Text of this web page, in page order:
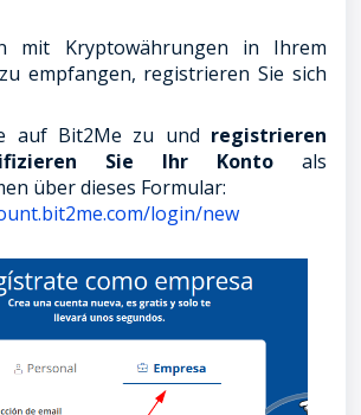
mit Kryptowährungen in Ihrem
empfangen, registrieren Sie sich
auf Bit2Me zu und registrieren
Sie Ihr Konto als
über dieses Formular:
login/new